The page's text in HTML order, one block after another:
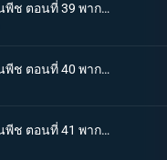
One piece วันพีช ตอนที่ 39 พากย์ไทย ลูฟี่จมน้ำ โซโล ปะทะ หมึกยักษ์ฮัจจัง
One piece วันพีช ตอนที่ 40 พากย์ไทย ศักดิ์ศรีของนักสู้ ซันจิกับอุซุปพบศึกหนัก
One piece วันพีช ตอนที่ 41 พากย์ไทย ลูฟี่ลุยแหลก!!! ความมุ่งมั่นของนามิและหมวกฟาง